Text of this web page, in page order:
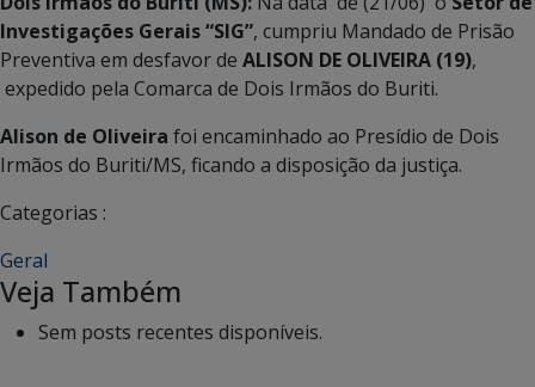
Investigações Gerais “SIG”, cumpriu Mandado de Prisão
Preventiva em desfavor de ALISON DE OLIVEIRA (19),
expedido pela Comarca de Dois Irmãos do Buriti.
Alison de Oliveira foi encaminhado ao Presídio de Dois
Irmãos do Buriti/MS, ficando a disposição da justiça.
Categorias :
Geral
Veja Também
Sem posts recentes disponíveis.